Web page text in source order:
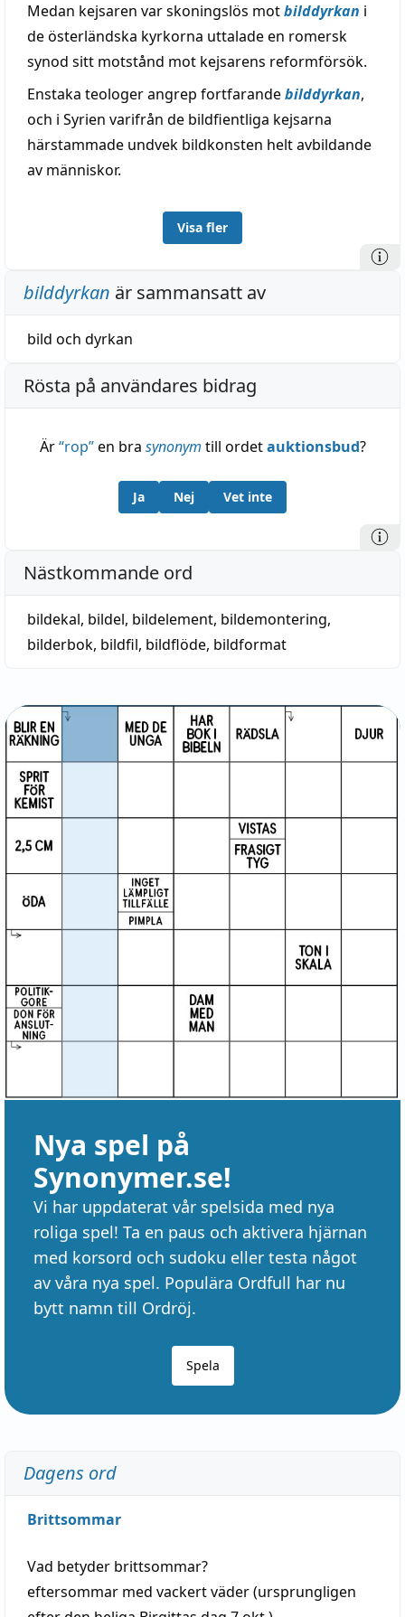
Medan kejsaren var skoningslös motbilddyrkan i
de österländska kyrkorna uttalade en romersk
synod sitt motstånd mot kejsarens reformförsök.
Enstaka teologer angrep fortfarandebilddyrkan,
och i Syrien varifrån de bildfientliga kejsarna
härstammade undvek bildkonsten helt avbildande
av människor.
Visa fler
bilddyrkan är sammansatt av
bild och dyrkan
Rösta på användares bidrag
Är“rop”en bra synonym till ordetauktionsbud?
Ja Nej Vet inte
Nästkommande ord
bildekal, bildel, bildelement, bildemontering,
bilderbok, bildfil, bildflöde, bildformat
Nya spel på
Synonymer.se!
Vi har uppdaterat vår spelsida med nya
roliga spel! Ta en paus och aktivera hjärnan
med korsord och sudoku eller testa något
av våra nya spel. Populära Ordfull har nu
bytt namn till Ordröj.
Spela
Dagens ord
Brittsommar
Vad betyder brittsommar?
eftersommar med vackertväder(ursprungligen